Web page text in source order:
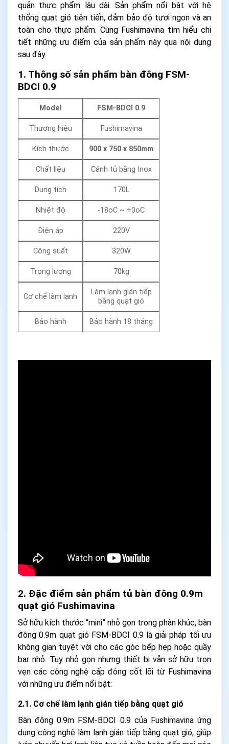
quản thực phẩm lâu dài. Sản phẩm nổi bật với hệ
thống quạt gió tiên tiến, đảm bảo độ tươi ngon và an
toàn cho thực phẩm. Cùng Fushimavina tìm hiểu chi
tiết những ưu điểm của sản phẩm này qua nội dung
sau đây.
1. Thông số sản phẩm bàn đông FSM-
BDCI 0.9
Model FSM-BDCI 0.9
Thương hiệu Fushimavina
Kích thước 900 x 750 x 850mm
Chất liệu Cánh tủ bằng Inox
Dung tích 170L
Nhiệt độ -18oC ~ +0oC
Điện áp 220V
Công suất 320W
Trọng lượng 70kg
Cơ chế làm lạnh
Làm lạnh gián tiếp
bằng quạt gió
Bảo hành Bảo hành 18 tháng
2. Đặc điểm sản phẩm tủ bàn đông 0.9m
quạt gió Fushimavina
Sở hữu kích thước “mini” nhỏ gọn trong phân khúc, bàn
đông 0.9m quạt gió FSM-BDCI 0.9 là giải pháp tối ưu
không gian tuyệt vời cho các góc bếp hẹp hoặc quầy
bar nhỏ. Tuy nhỏ gọn nhưng thiết bị vẫn sở hữu trọn
vẹn các công nghệ cấp đông cốt lõi từ Fushimavina
với những ưu điểm nổi bật:
2.1. Cơ chế làm lạnh gián tiếp bằng quạt gió
Bàn đông 0.9m FSM-BDCI 0.9 của Fushimavina ứng
dụng công nghệ làm lạnh gián tiếp bằng quạt gió, giúp